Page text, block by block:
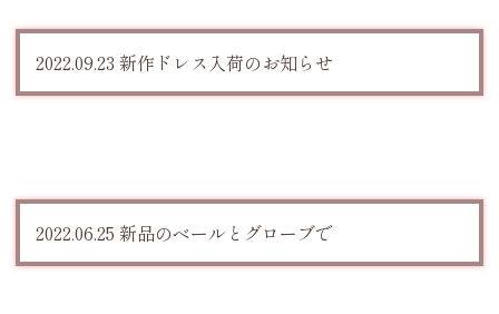
2022.09.23 新作ドレス入荷のお知らせ
2022.06.25 新品のベールとグローブで